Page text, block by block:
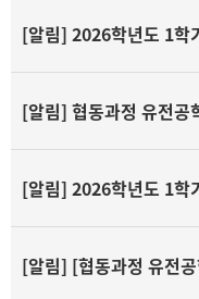
[알림] 2026학년도 1학
[알림] 협동과정 유전공
[알림] 2026학년도 1학
[알림] [협동과정 유전공학